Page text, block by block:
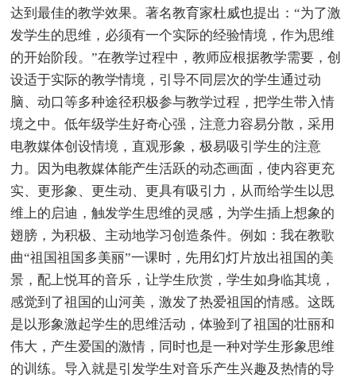
达到最佳的教学效果。著名教育家杜威也提出：“为了激
发学生的思维，必须有一个实际的经验情境，作为思维
的开始阶段。”在教学过程中，教师应根据教学需要，创
设适于实际的教学情境，引导不同层次的学生通过动
脑、动口等多种途径积极参与教学过程，把学生带入情
境之中。低年级学生好奇心强，注意力容易分散，采用
电教媒体创设情境，直观形象，极易吸引学生的注意
力。因为电教媒体能产生活跃的动态画面，使内容更充
实、更形象、更生动、更具有吸引力，从而给学生以思
维上的启迪，触发学生思维的灵感，为学生插上想象的
翅膀，为积极、主动地学习创造条件。例如：我在教歌
曲“祖国祖国多美丽”一课时，先用幻灯片放出祖国的美
景，配上悦耳的音乐，让学生欣赏，学生如身临其境，
感觉到了祖国的山河美，激发了热爱祖国的情感。这既
是以形象激起学生的思维活动，体验到了祖国的壮丽和
伟大，产生爱国的激情，同时也是一种对学生形象思维
的训练。导入就是引发学生对音乐产生兴趣及热情的导